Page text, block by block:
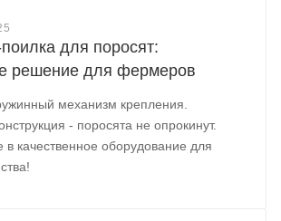
для поросят:
решение для фермеров
механизм крепления.
- поросята не опрокинут.
в качественное оборудование для